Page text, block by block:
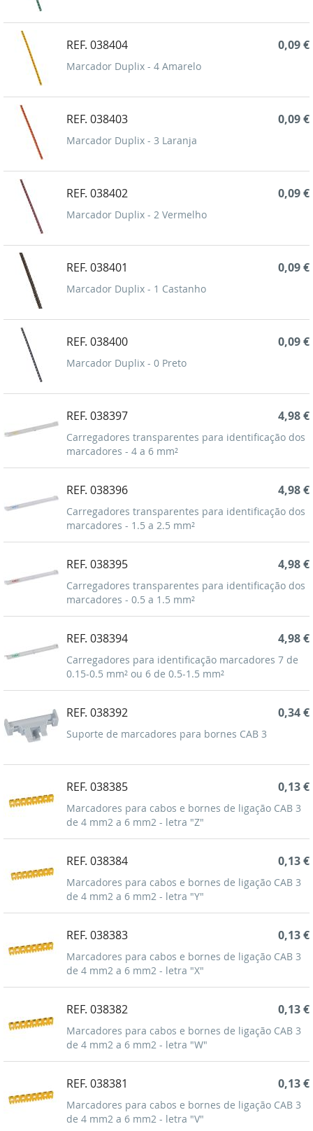
REF. 038404
Marcador Duplix - 4 Amarelo
0,09 €
REF. 038403
Marcador Duplix - 3 Laranja
0,09 €
REF. 038402
Marcador Duplix - 2 Vermelho
0,09 €
REF. 038401
Marcador Duplix - 1 Castanho
0,09 €
REF. 038400
Marcador Duplix - 0 Preto
0,09 €
REF. 038397
Carregadores transparentes para identificação dos
marcadores - 4 a 6 mm²
4,98 €
REF. 038396
Carregadores transparentes para identificação dos
marcadores - 1.5 a 2.5 mm²
4,98 €
REF. 038395
Carregadores transparentes para identificação dos
marcadores - 0.5 a 1.5 mm²
4,98 €
REF. 038394
Carregadores para identificação marcadores 7 de
0.15-0.5 mm² ou 6 de 0.5-1.5 mm²
4,98 €
REF. 038392
Suporte de marcadores para bornes CAB 3
0,34 €
REF. 038385
Marcadores para cabos e bornes de ligação CAB 3
de 4 mm2 a 6 mm2 - letra "Z"
0,13 €
REF. 038384
Marcadores para cabos e bornes de ligação CAB 3
de 4 mm2 a 6 mm2 - letra "Y"
0,13 €
REF. 038383
Marcadores para cabos e bornes de ligação CAB 3
de 4 mm2 a 6 mm2 - letra "X"
0,13 €
REF. 038382
Marcadores para cabos e bornes de ligação CAB 3
de 4 mm2 a 6 mm2 - letra "W"
0,13 €
REF. 038381
Marcadores para cabos e bornes de ligação CAB 3
de 4 mm2 a 6 mm2 - letra "V"
0,13 €